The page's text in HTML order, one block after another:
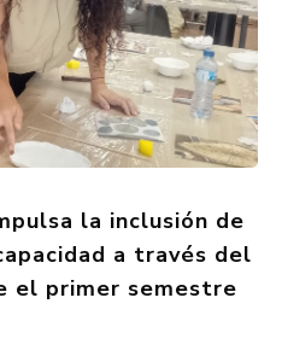
la inclusión de
a través del
el primer semestre